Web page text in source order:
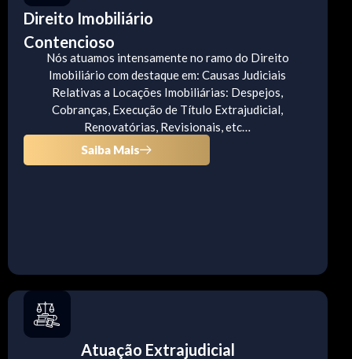
Direito Imobiliário
Contencioso
Nós atuamos intensamente no ramo do Direito
Imobiliário com destaque em: Causas Judiciais
Relativas a Locações Imobiliárias: Despejos,
Cobranças, Execução de Título Extrajudicial,
Renovatórias, Revisionais, etc…
Saiba Mais
Atuação Extrajudicial